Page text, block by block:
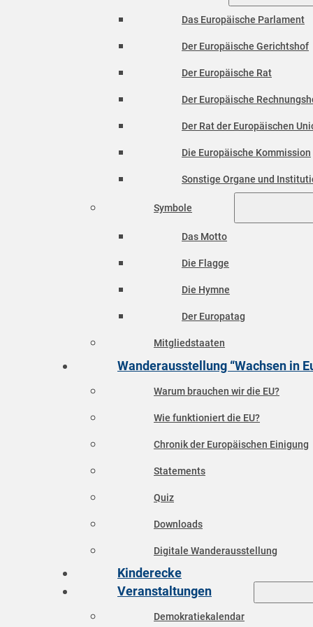
Das Europäische Parlament
Der Europäische Gerichtshof
Der Europäische Rat
Der Europäische
Der Rat der Europäischen
Die Europäische Kommission
Sonstige Organe und
Symbole
Das Motto
Die Flagge
Die Hymne
Der Europatag
Mitgliedstaaten
Wanderausstellung “Wachsen in
Warum brauchen wir die EU?
Wie funktioniert die EU?
Chronik der Europäischen Einigung
Statements
Quiz
Downloads
Digitale Wanderausstellung
Kinderecke
Veranstaltungen
Demokratiekalendar